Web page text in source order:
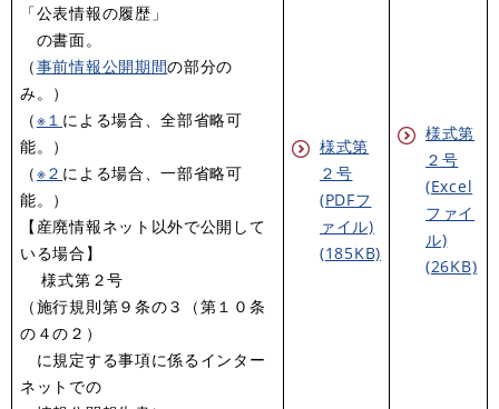
「公表情報の履歴」
の書面。
（事前情報公開期間の部分の
み。）
（※１ による場合、全部省略可
能。）
​（※２ による場合、一部省略可
能。）
【産廃情報ネット以外で公開して
いる場合】
様式第２号
（施行規則第９条の３（第１０条
の４の２）
に規定する事項に係るインター
ネットでの
様式第
２号
(PDFフ
ァイル)
(185KB)
様式第
２号
(Excel
ファイ
ル)
(26KB)